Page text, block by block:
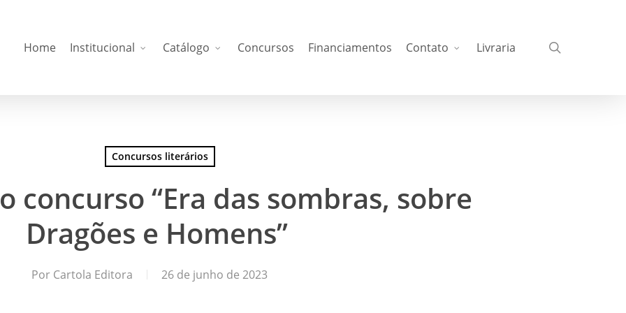
Home Institucional Catálogo Concursos Financiamentos Contato Livraria
Concursos literários
concurso “Era das sombras, sobre
Dragões e Homens”
Por Cartola Editora 26 de junho de 2023